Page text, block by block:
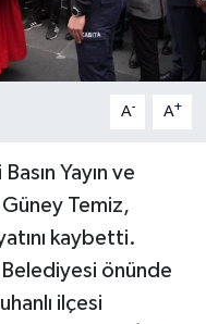
A- A+
Yayın ve
Güney Temiz,
kaybetti.
önünde
ilçesi